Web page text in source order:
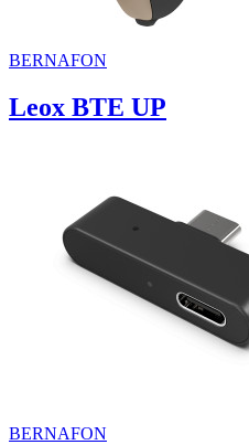
BERNAFON
Leox BTE UP
BERNAFON